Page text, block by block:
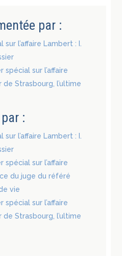
par :
sur l’affaire Lambert : I.
spécial sur l’affaire
de Strasbourg, l’ultime
:
sur l’affaire Lambert : I.
spécial sur l’affaire
du juge du référé
vie
spécial sur l’affaire
de Strasbourg, l’ultime